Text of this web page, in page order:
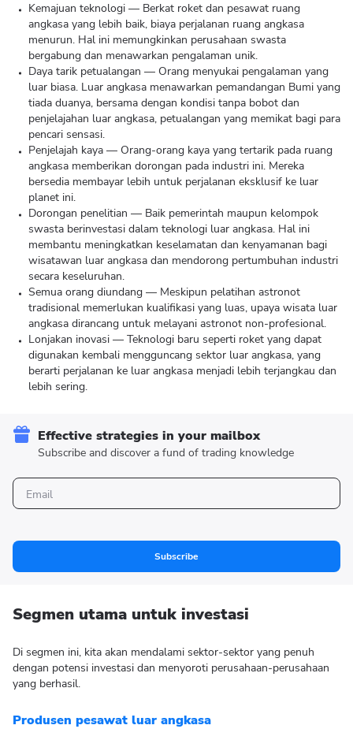
Kemajuan teknologi — Berkat roket dan pesawat ruang
angkasa yang lebih baik, biaya perjalanan ruang angkasa
menurun. Hal ini memungkinkan perusahaan swasta
bergabung dan menawarkan pengalaman unik.
Daya tarik petualangan — Orang menyukai pengalaman yang
luar biasa. Luar angkasa menawarkan pemandangan Bumi yang
tiada duanya, bersama dengan kondisi tanpa bobot dan
penjelajahan luar angkasa, petualangan yang memikat bagi para
pencari sensasi.
Penjelajah kaya — Orang-orang kaya yang tertarik pada ruang
angkasa memberikan dorongan pada industri ini. Mereka
bersedia membayar lebih untuk perjalanan eksklusif ke luar
planet ini.
Dorongan penelitian — Baik pemerintah maupun kelompok
swasta berinvestasi dalam teknologi luar angkasa. Hal ini
membantu meningkatkan keselamatan dan kenyamanan bagi
wisatawan luar angkasa dan mendorong pertumbuhan industri
secara keseluruhan.
Semua orang diundang — Meskipun pelatihan astronot
tradisional memerlukan kualifikasi yang luas, upaya wisata luar
angkasa dirancang untuk melayani astronot non-profesional.
Lonjakan inovasi — Teknologi baru seperti roket yang dapat
digunakan kembali mengguncang sektor luar angkasa, yang
berarti perjalanan ke luar angkasa menjadi lebih terjangkau dan
lebih sering.
Effective strategies in your mailbox
Subscribe and discover a fund of trading knowledge
Subscribe
Segmen utama untuk investasi
Di segmen ini, kita akan mendalami sektor-sektor yang penuh
dengan potensi investasi dan menyoroti perusahaan-perusahaan
yang berhasil.
Produsen pesawat luar angkasa